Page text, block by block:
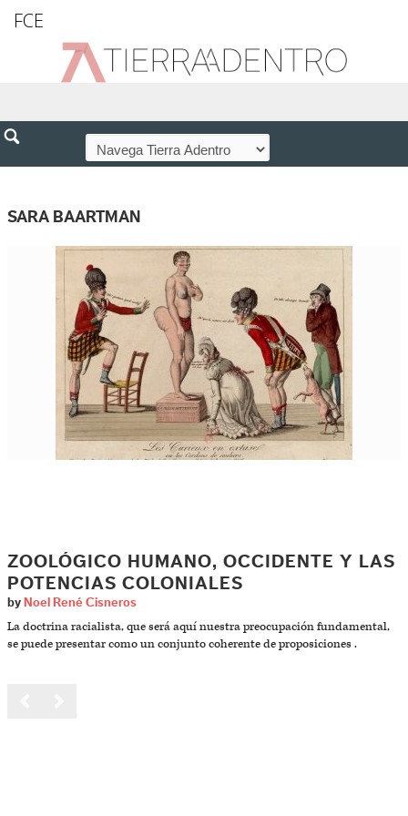
FCE
SARA BAARTMAN
ZOOLÓGICO HUMANO, OCCIDENTE Y LAS
POTENCIAS COLONIALES
by Noel René Cisneros
La doctrina racialista, que será aquí nuestra preocupación fundamental,
se puede presentar como un conjunto coherente de proposiciones .